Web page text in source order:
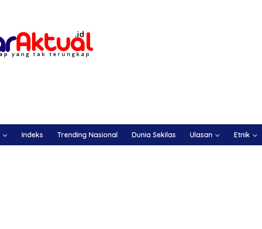
Indeks Trending Nasional Dunia Sekilas Ulasan Etnik